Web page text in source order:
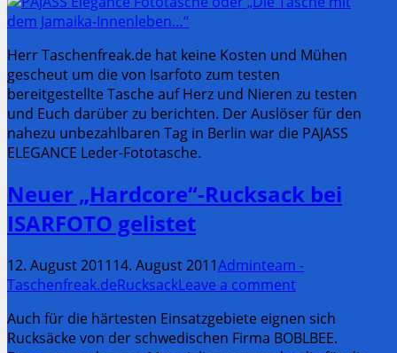
Herr Taschenfreak.de hat keine Kosten und Mühen
gescheut um die von Isarfoto zum testen
bereitgestellte Tasche auf Herz und Nieren zu testen
und Euch darüber zu berichten. Der Auslöser für den
nahezu unbezahlbaren Tag in Berlin war die PAJASS
ELEGANCE Leder-Fototasche.
Neuer „Hardcore“-Rucksack bei
ISARFOTO gelistet
12. August 201114. August 2011Adminteam -
Taschenfreak.deRucksackLeave a comment
Auch für die härtesten Einsatzgebiete eignen sich
Rucksäcke von der schwedischen Firma BOBLBEE.